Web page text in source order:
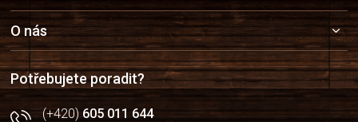
a
t
í
O nás
Potřebujete poradit?
(+420)605 011 644